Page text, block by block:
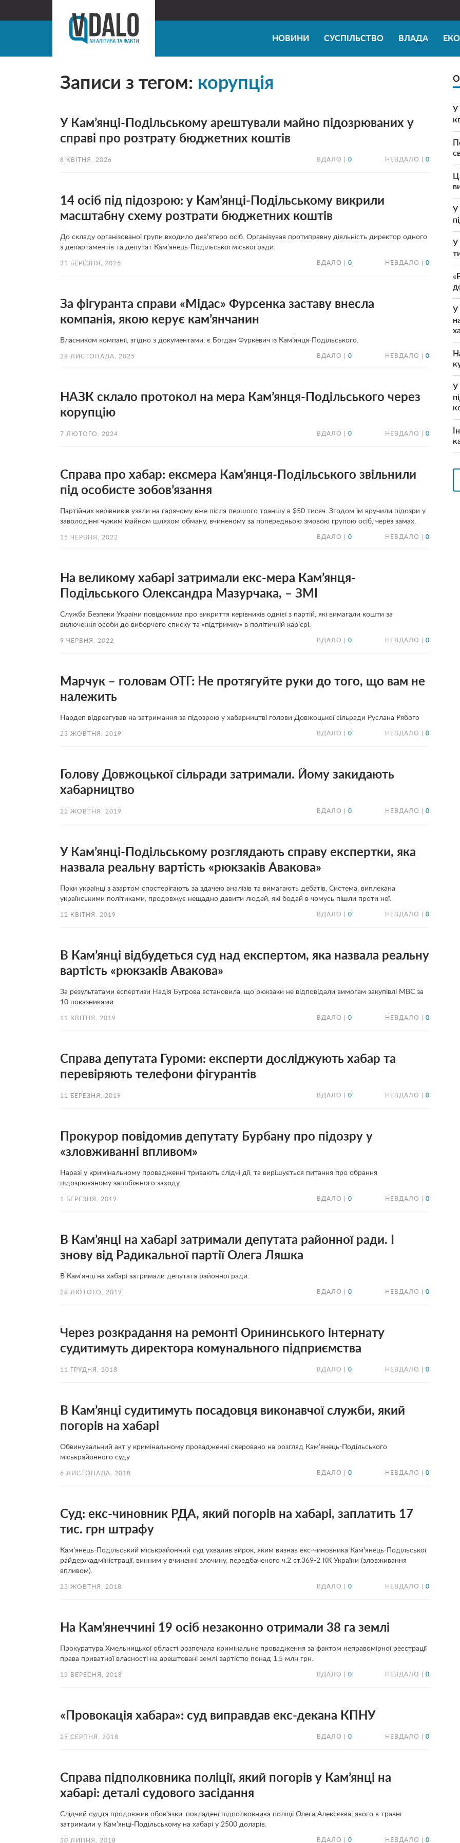
НОВИНИ СУСПІЛЬСТВО ВЛАДА
Записи з тегом: корупція
У Кам’янці-Подільському арештували майно підозрюваних у
справі про розтрату бюджетних коштів
8 КВІТНЯ, 2026 ВДАЛО | 0 НЕВДАЛО | 0
14 осіб під підозрою: у Кам’янці-Подільському викрили
масштабну схему розтрати бюджетних коштів
До складу організованої групи входило дев’ятеро осіб. Організував протиправну діяльність директор одного
з департаментів та депутат Кам’янець-Подільської міської ради.
31 БЕРЕЗНЯ, 2026 ВДАЛО | 0 НЕВДАЛО | 0
За фігуранта справи «Мідас» Фурсенка заставу внесла
компанія, якою керує кам’янчанин
Власником компанії, згідно з документами, є Богдан Фуркевич із Кам’янця-Подільського.
28 ЛИСТОПАДА, 2025 ВДАЛО | 0 НЕВДАЛО | 0
НАЗК склало протокол на мера Кам’янця-Подільського через
корупцію
7 ЛЮТОГО, 2024 ВДАЛО | 0 НЕВДАЛО | 0
Справа про хабар: ексмера Кам’янця-Подільського звільнили
під особисте зобов’язання
Партійних керівників узяли на гарячому вже після першого траншу в $50 тисяч. Згодом їм вручили підозри у
заволодінні чужим майном шляхом обману, вчиненому за попередньою змовою групою осіб, через замах.
15 ЧЕРВНЯ, 2022 ВДАЛО | 0 НЕВДАЛО | 0
На великому хабарі затримали екс-мера Кам’янця-
Подільського Олександра Мазурчака, – ЗМІ
Служба Безпеки України повідомила про викриття керівників однієї з партій, які вимагали кошти за
включення особи до виборчого списку та «підтримку» в політичній кар’єрі.
9 ЧЕРВНЯ, 2022 ВДАЛО | 0 НЕВДАЛО | 0
Марчук – головам ОТГ: Не протягуйте руки до того, що вам не
належить
Нардеп відреагував на затримання за підозрою у хабарництві голови Довжоцької сільради Руслана Рябого
23 ЖОВТНЯ, 2019 ВДАЛО | 0 НЕВДАЛО | 0
Голову Довжоцької сільради затримали. Йому закидають
хабарництво
22 ЖОВТНЯ, 2019 ВДАЛО | 0 НЕВДАЛО | 0
У Кам’янці-Подільському розглядають справу експертки, яка
назвала реальну вартість «рюкзаків Авакова»
Поки українці з азартом спостерігають за здачею аналізів та вимагають дебатів, Система, виплекана
українськими політиками, продовжує нещадно давити людей, які бодай в чомусь пішли проти неї.
12 КВІТНЯ, 2019 ВДАЛО | 0 НЕВДАЛО | 0
В Кам’янці відбудеться суд над експертом, яка назвала реальну
вартість «рюкзаків Авакова»
За результатами еспертизи Надія Бугрова встановила, що рюкзаки не відповідали вимогам закупівлі МВС за
10 показниками.
11 КВІТНЯ, 2019 ВДАЛО | 0 НЕВДАЛО | 0
Справа депутата Гуроми: експерти досліджують хабар та
перевіряють телефони фігурантів
11 БЕРЕЗНЯ, 2019 ВДАЛО | 0 НЕВДАЛО | 0
Прокурор повідомив депутату Бурбану про підозру у
«зловживанні впливом»
Наразі у кримінальному провадженні тривають слідчі дії, та вирішується питання про обрання
підозрюваному запобіжного заходу.
1 БЕРЕЗНЯ, 2019 ВДАЛО | 0 НЕВДАЛО | 0
В Кам’янці на хабарі затримали депутата районної ради. І
знову від Радикальної партії Олега Ляшка
В Кам'янці на хабарі затримали депутата районної ради.
28 ЛЮТОГО, 2019 ВДАЛО | 0 НЕВДАЛО | 0
Через розкрадання на ремонті Орининського інтернату
судитимуть директора комунального підприємства
11 ГРУДНЯ, 2018 ВДАЛО | 0 НЕВДАЛО | 0
В Кам’янці судитимуть посадовця виконавчої служби, який
погорів на хабарі
Обвинувальний акт у кримінальному провадженні скеровано на розгляд Кам’янець-Подільського
міськрайонного суду
6 ЛИСТОПАДА, 2018 ВДАЛО | 0 НЕВДАЛО | 0
Суд: екс-чиновник РДА, який погорів на хабарі, заплатить 17
тис. грн штрафу
Кам’янець-Подільський міськрайонний суд ухвалив вирок, яким визнав екс-чиновника Кам'янець-Подільської
райдержадміністрації, винним у вчиненні злочину, передбаченого ч.2 ст.369-2 КК України (зловживання
впливом).
23 ЖОВТНЯ, 2018 ВДАЛО | 0 НЕВДАЛО | 0
На Кам’янеччині 19 осіб незаконно отримали 38 га землі
Прокуратура Хмельницької області розпочала кримінальне провадження за фактом неправомірної реєстрації
права приватної власності на арештовані землі вартістю понад 1,5 млн грн.
13 ВЕРЕСНЯ, 2018 ВДАЛО | 0 НЕВДАЛО | 0
«Провокація хабара»: суд виправдав екс-декана КПНУ
29 СЕРПНЯ, 2018 ВДАЛО | 0 НЕВДАЛО | 0
Справа підполковника поліції, який погорів у Кам’янці на
хабарі: деталі судового засідання
Слідчий суддя продовжив обов'язки, покладені підполковника поліції Олега Алексєєва, якого в травні
затримали у Кам’янці-Подільському на хабарі у 2500 доларів.
30 ЛИПНЯ, 2018 ВДАЛО | 0 НЕВДАЛО | 0
У
У
У
У
У